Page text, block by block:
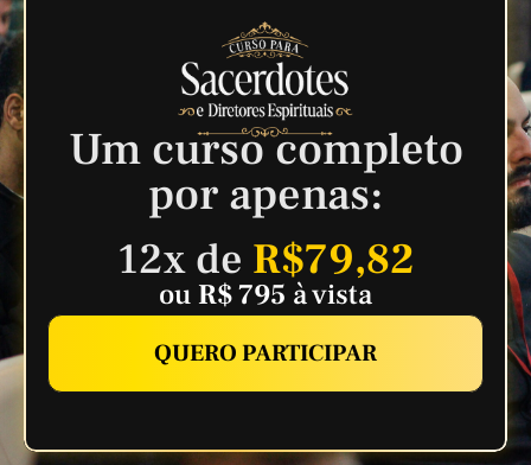
Um curso completo
por apenas:
12x de R$79,82
ou R$ 795 à vista
QUERO PARTICIPAR